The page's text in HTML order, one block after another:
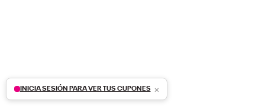
INICIA SESIÓN PARA VER TUS CUPONES ×